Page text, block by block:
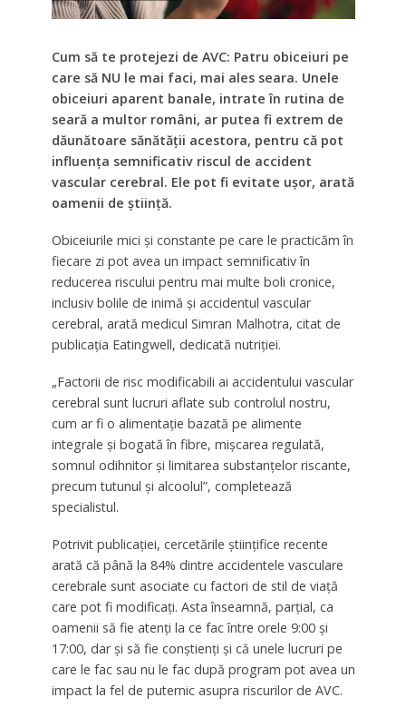
Cum să te protejezi de AVC: Patru obiceiuri pe
care să NU le mai faci, mai ales seara. Unele
obiceiuri aparent banale, intrate în rutina de
seară a multor români, ar putea fi extrem de
dăunătoare sănătății acestora, pentru că pot
influența semnificativ riscul de accident
vascular cerebral. Ele pot fi evitate ușor, arată
oamenii de știință.
Obiceiurile mici și constante pe care le practicăm în
fiecare zi pot avea un impact semnificativ în
reducerea riscului pentru mai multe boli cronice,
inclusiv bolile de inimă și accidentul vascular
cerebral, arată medicul Simran Malhotra, citat de
publicația Eatingwell, dedicată nutriției.
„Factorii de risc modificabili ai accidentului vascular
cerebral sunt lucruri aflate sub controlul nostru,
cum ar fi o alimentație bazată pe alimente
integrale și bogată în fibre, mișcarea regulată,
somnul odihnitor și limitarea substanțelor riscante,
precum tutunul și alcoolul”, completează
specialistul.
Potrivit publicației, cercetările științifice recente
arată că până la 84% dintre accidentele vasculare
cerebrale sunt asociate cu factori de stil de viață
care pot fi modificați. Asta înseamnă, parțial, ca
oamenii să fie atenți la ce fac între orele 9:00 și
17:00, dar și să fie conștienți și că unele lucruri pe
care le fac sau nu le fac după program pot avea un
impact la fel de puternic asupra riscurilor de AVC.